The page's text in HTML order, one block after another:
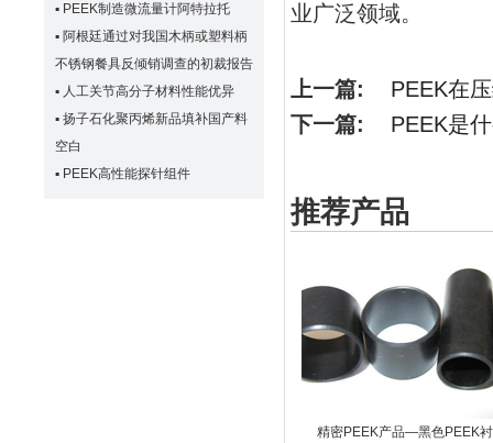
▪ PEEK制造微流量计阿特拉托
▪ 阿根廷通过对我国木柄或塑料柄
不锈钢餐具反倾销调查的初裁报告
▪ 人工关节高分子材料性能优异
▪ 扬子石化聚丙烯新品填补国产料
空白
▪ PEEK高性能探针组件
业广泛领域。
上一篇: PEEK在
下一篇: PEEK是
推荐产品
精密PEEK产品—黑色PEEK